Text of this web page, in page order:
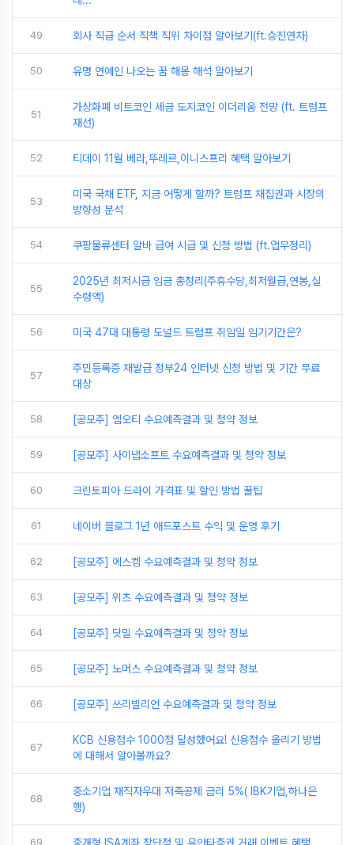
49 회사 직급 순서 직책 직위 차이점 알아보기(ft.승진연차)
50 유명 연예인 나오는 꿈 해몽 해석 알아보기
51
가상화폐 비트코인 세금 도지코인 이더리움 전망 (ft. 트럼프
재선)
52 티데이 11월 베라,뚜레르,이니스프리 혜택 알아보기
53
미국 국채 ETF, 지금 어떻게 할까? 트럼프 재집권과 시장의
방향성 분석
54 쿠팡물류센터 알바 급여 시급 및 신청 방법 (ft.업무정리)
55
2025년 최저시급 임금 총정리(주휴수당,최저월급,연봉,실
수령액)
56 미국 47대 대통령 도널드 트럼프 취임일 임기기간은?
57
주민등록증 재발급 정부24 인터넷 신청 방법 및 기간 무료
대상
58 [공모주] 엠오티 수요예측결과 및 청약 정보
59 [공모주] 사이냅소프트 수요예측결과 및 청약 정보
60 크린토피아 드라이 가격표 및 할인 방법 꿀팁
61 네이버 블로그 1년 애드포스트 수익 및 운영 후기
62 [공모주] 에스켐 수요예측결과 및 청약 정보
63 [공모주] 위츠 수요예측결과 및 청약 정보
64 [공모주] 닷밀 수요예측결과 및 청약 정보
65 [공모주] 노머스 수요예측결과 및 청약 정보
66 [공모주] 쓰리빌리언 수요예측결과 및 청약 정보
67
KCB 신용점수 1000점 달성했어요! 신용점수 올리기 방법
에 대해서 알아볼까요?
68
중소기업 재직자우대 저축공제 금리 5%( IBK기업,하나은
행)
69